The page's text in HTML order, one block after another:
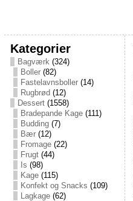
Kategorier
Bagværk(324)
Boller(82)
Fastelavnsboller(14)
Rugbrød (12)
Dessert(1558)
Bradepande Kage(111)
Budding(7)
Bær(12)
Fromage(22)
Frugt(44)
Is (98)
Kage(115)
Konfekt og Snacks (109)
Lagkage(62)